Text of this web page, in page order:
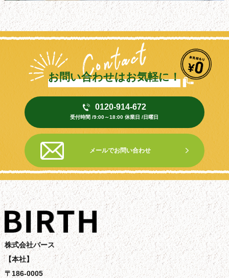
お問い合わせはお気軽に！
0120-914-672
受付時間 /9:00～18:00 休業日 /日曜日
メールでお問い合わせ
株式会社バース
【本社】
〒186-0005